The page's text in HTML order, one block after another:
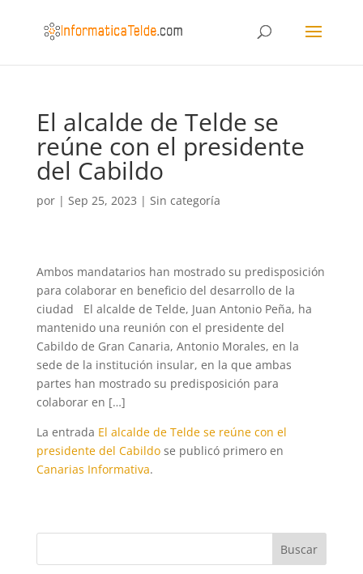
El alcalde de Telde se
reúne con el presidente
del Cabildo
por | Sep 25, 2023 | Sin categoría
Ambos mandatarios han mostrado su predisposición
para colaborar en beneficio del desarrollo de la
ciudad El alcalde de Telde, Juan Antonio Peña, ha
mantenido una reunión con el presidente del
Cabildo de Gran Canaria, Antonio Morales, en la
sede de la institución insular, en la que ambas
partes han mostrado su predisposición para
colaborar en […]
La entrada El alcalde de Telde se reúne con el
presidente del Cabildose publicó primero en
Canarias Informativa.